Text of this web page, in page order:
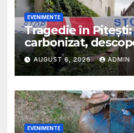
EVENIMENTE
Tragedie în
carbonizat,
casă abandonată
AUGUST 6, 2026 ADMIN
EVENIMENTE